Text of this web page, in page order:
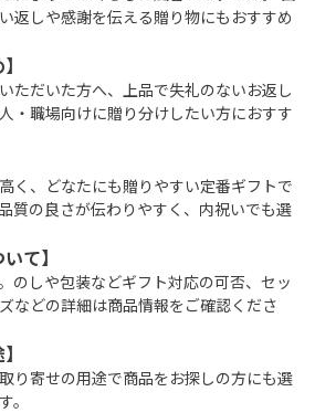
返しや感謝を伝える贈り物にもおすすめ
ただいた方へ、上品で失礼のないお返し
・職場向けに贈り分けしたい方におすす
く、どなたにも贈りやすい定番ギフトで
質の良さが伝わりやすく、内祝いでも選
て】
のしや包装などギフト対応の可否、セッ
などの詳細は商品情報をご確認くださ
り寄せの用途で商品をお探しの方にも選
。